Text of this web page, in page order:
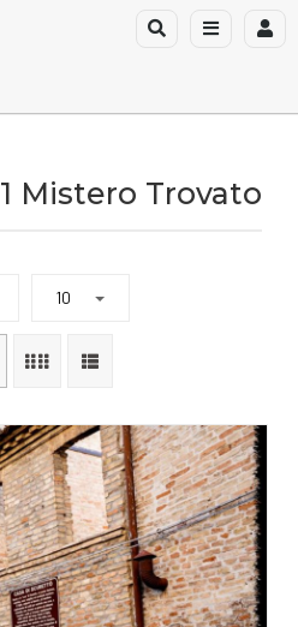
1 Mistero Trovato
10